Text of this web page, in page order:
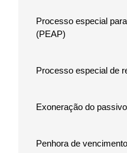
Processo especial
(PEAP)
Processo especial de
Exoneração do
Penhora de vencimento